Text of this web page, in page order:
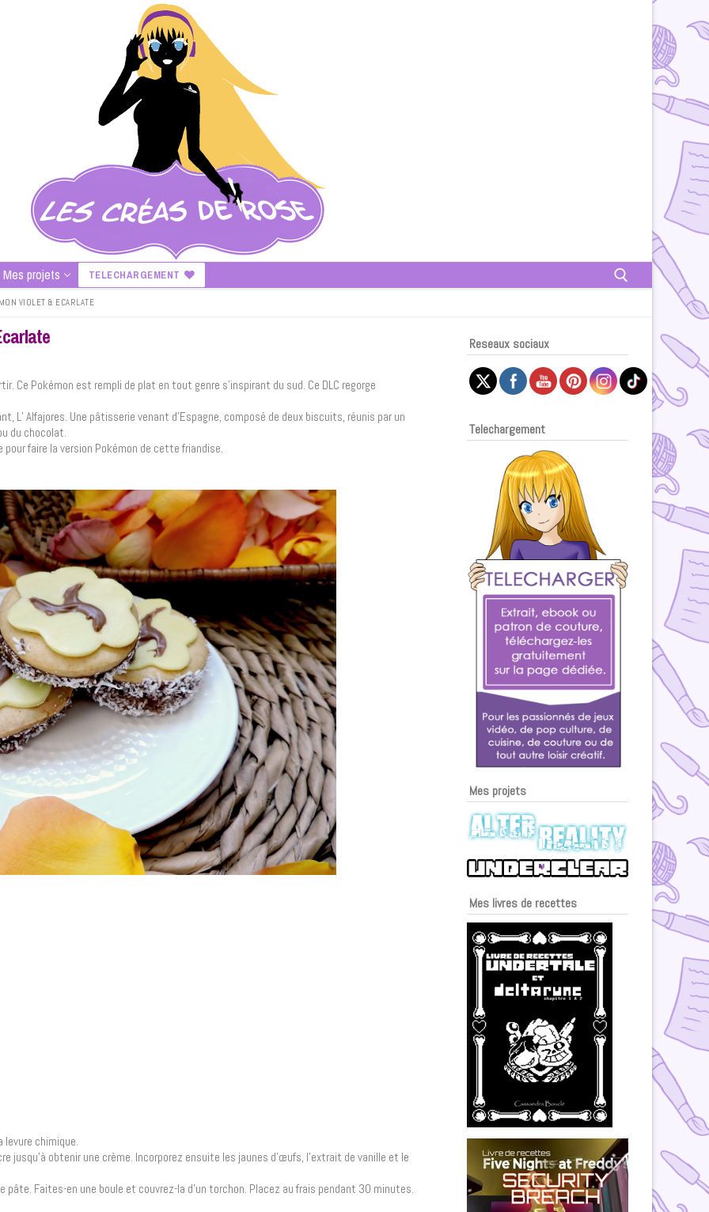
Mes projets TELECHARGEMENT
VIOLET & ECARLATE
Ce Pokémon est rempli de plat en tout genre s’inspirant du sud. Ce DLC regorge
L’ Alfajores. Une pâtisserie venant d’Espagne, composé de deux biscuits, réunis par un
du chocolat.
pour faire la version Pokémon de cette friandise.
levure chimique.
jusqu’à obtenir une crème. Incorporez ensuite les jaunes d’œufs, l’extrait de vanille et le
Faites-en une boule et couvrez-la d’un torchon. Placez au frais pendant 30 minutes.
Reseaux sociaux
Telechargement
Mes projets
Mes livres de recettes